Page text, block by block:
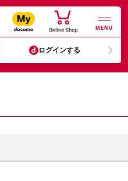
MENU
ログインする